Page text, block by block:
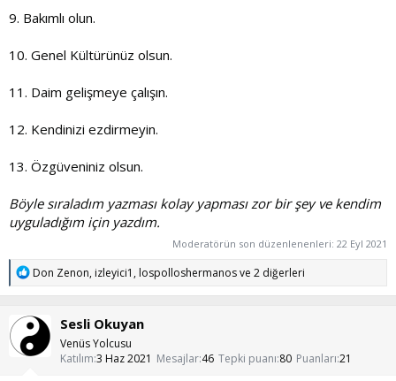
9. Bakımlı olun.
10. Genel Kültürünüz olsun.
11. Daim gelişmeye çalışın.
12. Kendinizi ezdirmeyin.
13. Özgüveniniz olsun.
Böyle sıraladım yazması kolay yapması zor bir şey ve kendim
uyguladığım için yazdım.
Moderatörün son düzenlenenleri: 22 Eyl 2021
T
p
k
i
l
e
Don Zenon,izleyici1 ,lospolloshermanosve 2 diğerleri
Sesli Okuyan
Venüs Yolcusu
Katılım 3 Haz 2021 Mesajlar 46 Tepki puanı 80 Puanları 21